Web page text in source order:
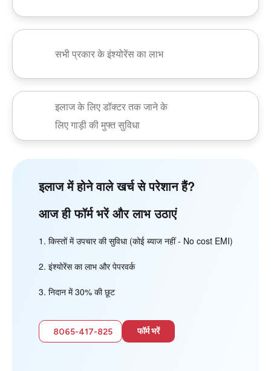
सभी प्रकार के इंश्योरेंस का लाभ
इलाज के लिए डॉक्टर तक जाने के
लिए गाड़ी की मुफ्त सुविधा
इलाज में होने वाले खर्च से परेशान हैं?
आज ही फॉर्म भरें और लाभ उठाएं
किस्तों में उपचार की सुविधा (कोई ब्याज नहीं - No cost EMI)
इंश्योरेंस का लाभ और पेपरवर्क
निदान में 30% की छूट
8065-417-825 फॉर्म भरें